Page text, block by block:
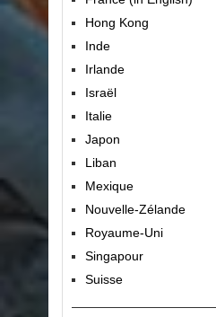
Hong Kong
Inde
Irlande
Israël
Italie
Japon
Liban
Mexique
Nouvelle-Zélande
Royaume-Uni
Singapour
Suisse